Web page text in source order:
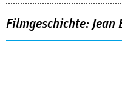
Filmgeschichte: Jean